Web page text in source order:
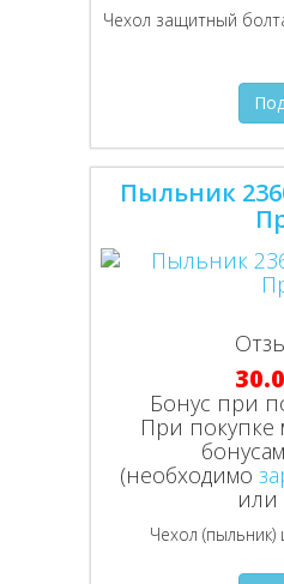
Чехол защитный
Пыльник
Бонус при
При покупке
(необходимо
или
Чехол